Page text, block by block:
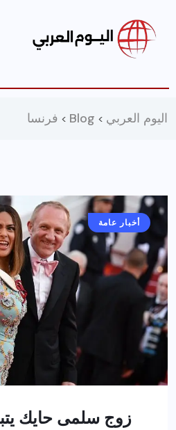
اليوم العربي >
Blog
> فرنسا
أخبار عامة
زوج سلمى حايك